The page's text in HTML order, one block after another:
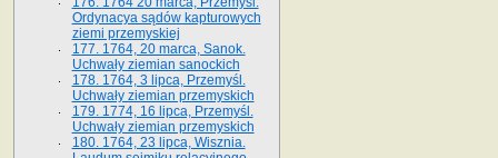
Ordynacya sądów kapturowych
ziemi przemyskiej
177. 1764, 20 marca, Sanok.
Uchwały ziemian sanockich
178. 1764, 3 lipca, Przemyśl.
Uchwały ziemian przemyskich
179. 1774, 16 lipca, Przemyśl.
Uchwały ziemian przemyskich
180. 1764, 23 lipca, Wisznia.